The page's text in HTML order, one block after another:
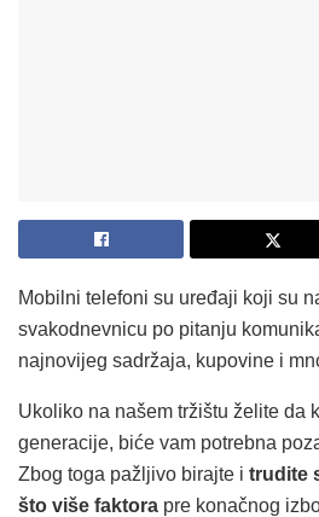
Mobilni telefoni su uređaji koji su
svakodnevnicu po pitanju
najnovijeg sadržaja, kupovine i
Ukoliko na našem tržištu želite da
generacije, biće vam potrebna
Zbog toga pažljivo birajte i trudite
što više faktora pre konačnog